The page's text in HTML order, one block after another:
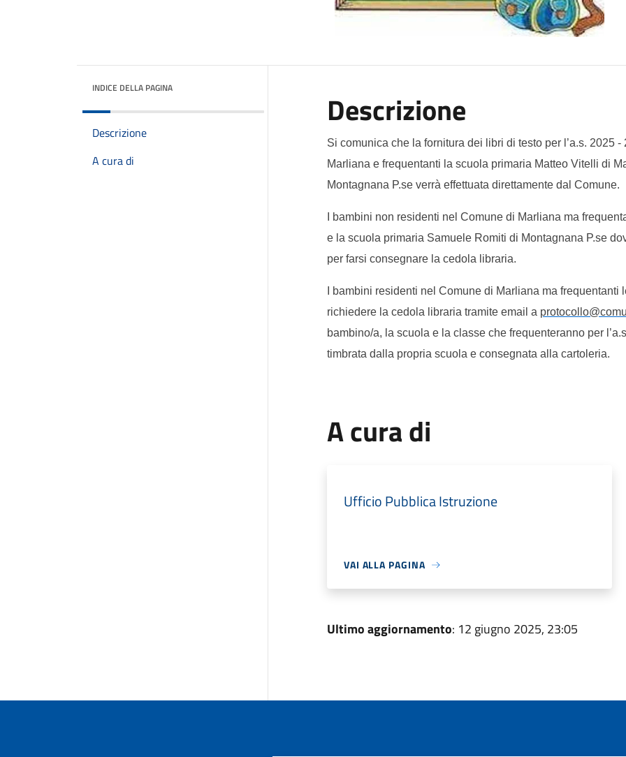
INDICE DELLA PAGINA
Descrizione
A cura di
Descrizione
Si comunica che la fornitura dei libri di testo per l’a.s. 2025
Marliana e frequentanti la scuola primaria Matteo Vitelli di
Montagnana P.se verrà effettuata direttamente dal Comune.
I bambini non residenti nel Comune di Marliana ma
e la scuola primaria Samuele Romiti di Montagnana P.se
per farsi consegnare la cedola libraria.
I bambini residenti nel Comune di Marliana ma
richiedere la cedola libraria tramite email a
bambino/a, la scuola e la classe che frequenteranno per
timbrata dalla propria scuola e consegnata alla cartoleria.
A cura di
Ufficio Pubblica Istruzione
VAI ALLA PAGINA
Ultimo aggiornamento: 12 giugno 2025, 23:05